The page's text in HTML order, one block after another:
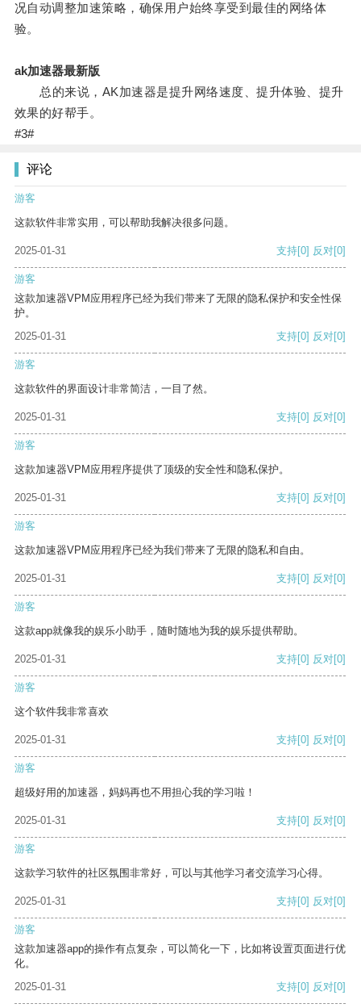
况自动调整加速策略，确保用户始终享受到最佳的网络体
验。
ak加速器最新版
总的来说，AK加速器是提升网络速度、提升体验、提升
效果的好帮手。
#3#
评论
游客
这款软件非常实用，可以帮助我解决很多问题。
2025-01-31 支持[0] 反对[0]
游客
这款加速器VPM应用程序已经为我们带来了无限的隐私保护和安全性保
护。
2025-01-31
支持[0] 反对[0]
游客
这款软件的界面设计非常简洁，一目了然。
2025-01-31 支持[0] 反对[0]
游客
这款加速器VPM应用程序提供了顶级的安全性和隐私保护。
2025-01-31 支持[0] 反对[0]
游客
这款加速器VPM应用程序已经为我们带来了无限的隐私和自由。
2025-01-31 支持[0] 反对[0]
游客
这款app就像我的娱乐小助手，随时随地为我的娱乐提供帮助。
2025-01-31 支持[0] 反对[0]
游客
这个软件我非常喜欢
2025-01-31 支持[0] 反对[0]
游客
超级好用的加速器，妈妈再也不用担心我的学习啦！
2025-01-31 支持[0] 反对[0]
游客
这款学习软件的社区氛围非常好，可以与其他学习者交流学习心得。
2025-01-31 支持[0] 反对[0]
游客
这款加速器app的操作有点复杂，可以简化一下，比如将设置页面进行优
化。
2025-01-31
支持[0] 反对[0]